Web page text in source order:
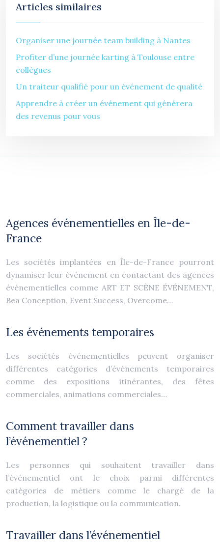
Articles similaires
Organiser une journée team building à Nantes
Profiter d’une journée karting à Toulouse entre
collègues
Un traiteur qualifié pour un événement de qualité
Apprendre à créer un événement qui générera
des revenus pour vous
Agences événementielles en Île-de-
France
Les sociétés implantées en Île-de-France pourront
dynamiser leur événement en contactant des agences
événementielles comme ART ET SCÈNE ÉVÉNEMENT,
Bea Conception, Event Success, Overcome…
Les événements temporaires
Les sociétés événementielles peuvent organiser
différentes catégories d’événements temporaires
comme des expositions itinérantes, des fêtes
commerciales, animations commerciales…
Comment travailler dans
l’événementiel ?
Les personnes qui souhaitent travailler dans
l’événementiel ont le choix parmi différentes
catégories de métiers comme le chargé de la
production, la logistique ou la communication.
Travailler dans l’événementiel